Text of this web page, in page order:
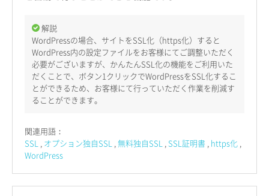
解説
WordPressの場合、サイトをSSL化（https化）すると
WordPress内の設定ファイルをお客様にてご調整いただく
必要がございますが、かんたんSSL化の機能をご利用いた
だくことで、ボタン1クリックでWordPressをSSL化するこ
とができるため、お客様にて行っていただく作業を削減す
ることができます。
関連用語：
SSL
オプション独自SSL 無料独自SSL SSL証明書 https化
WordPress